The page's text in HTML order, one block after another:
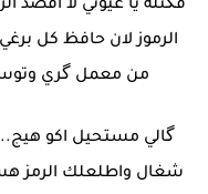
الرموز لان حافظ كل
من معمل گري
گالي مستحيل اكو
شغال واطلعلك الرمز